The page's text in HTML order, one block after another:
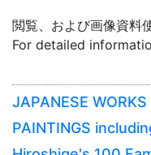
閲覧、および画像資料
For detailed
JAPANESE
PAINTINGS